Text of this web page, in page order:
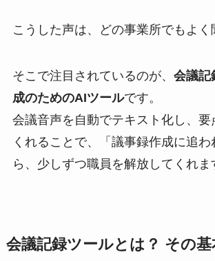
こうした声は、どの事業所でもよく
そこで注目されているのが、 会議記
成のためのAIツールです。
会議音声を自動でテキスト化し、要
くれることで、「議事録作成に追
ら、少しずつ職員を解放してくれま
会議記録ツールとは？ その